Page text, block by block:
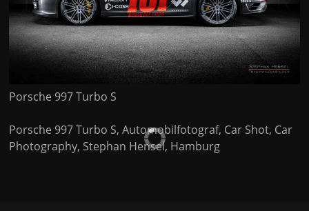
Porsche 997 Turbo S
Porsche 997 Turbo S, Automobilfotograf, Car Shot, Car
Photography, Stephan Hensel, Hamburg